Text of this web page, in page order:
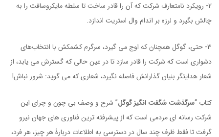
2- رویکرد نامتعارف شرکت که آن را قادر ساخت تا سلطه مایکروسافت را به
چالش بگیرد و لرزه بر اندام وال استریت اندازد.
3- حتی، گوگل همچنان که اوج می گیرد، سرگرم کشمکش با انتخاب‌های
دشواری است که شرکت را قادر سازد تا در عین حالی که گسترش می یابد، از
شعار هدایتگر بنیان گذارانش فاصله نگیرد، شعاری که می گوید: شرور نباش!
کتاب “سرگذشت شگفت انگیز گوگل” شرح و وصف بی چون و چرای این
شرکت رسانه ای مردمی است که از پیشرفته ترین فناوری های جهان نیرو
گرفت تا فقط ظرف چند سال در دسترسی به اطلاعات دربارۀ هر چیز، هر فرد،